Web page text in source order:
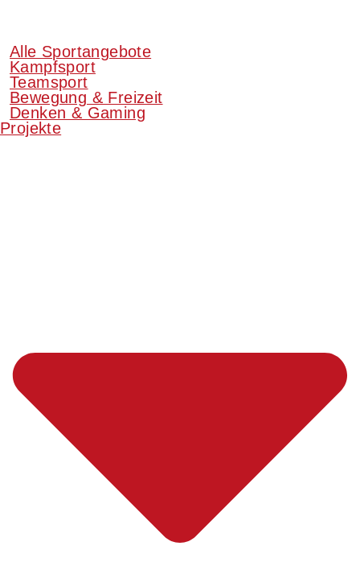
Alle Sportangebote
Kampfsport
Teamsport
Bewegung & Freizeit
Denken & Gaming
Projekte